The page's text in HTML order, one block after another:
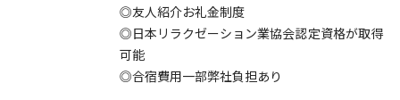
◎友人紹介お礼金制度
◎日本リラクゼーション業協会認定資格が取得
可能
◎合宿費用一部弊社負担あり